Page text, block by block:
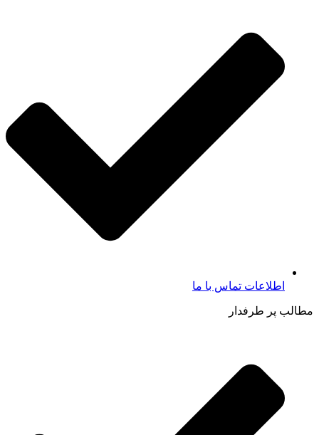
اطلاعات تماس با ما​
مطالب پر طرفدار